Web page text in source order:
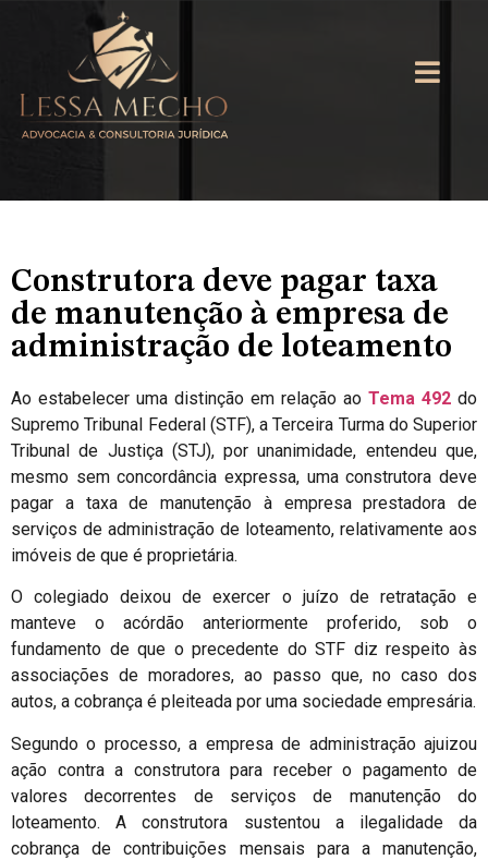
Construtora deve pagar taxa
de manutenção à empresa de
administração de loteamento
Ao estabelecer uma distinção em relação ao Tema 492 do
Supremo Tribunal Federal (STF), a Terceira Turma do Superior
Tribunal de Justiça (STJ), por unanimidade, entendeu que,
mesmo sem concordância expressa, uma construtora deve
pagar a taxa de manutenção à empresa prestadora de
serviços de administração de loteamento, relativamente aos
imóveis de que é proprietária.
O colegiado deixou de exercer o juízo de retratação e
manteve o acórdão anteriormente proferido, sob o
fundamento de que o precedente do STF diz respeito às
associações de moradores, ao passo que, no caso dos
autos, a cobrança é pleiteada por uma sociedade empresária.
Segundo o processo, a empresa de administração ajuizou
ação contra a construtora para receber o pagamento de
valores decorrentes de serviços de manutenção do
loteamento. A construtora sustentou a ilegalidade da
cobrança de contribuições mensais para a manutenção,